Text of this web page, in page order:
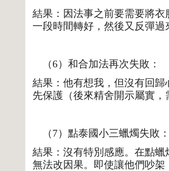
結果：因法事之前要需要將
一段時間轉好，然後又反彈過
（6）和合加法再次失敗：
結果：他有想我，但沒有回
先保護（後來精舍開示屬實，
（7）點泰國小三蠟燭失敗：
結果：沒有特別感應。在點
無法改因果。即使讓他們吵架